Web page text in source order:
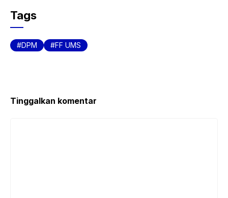
c
e
b
A
Tags
DPM FF UMS
Tinggalkan komentar